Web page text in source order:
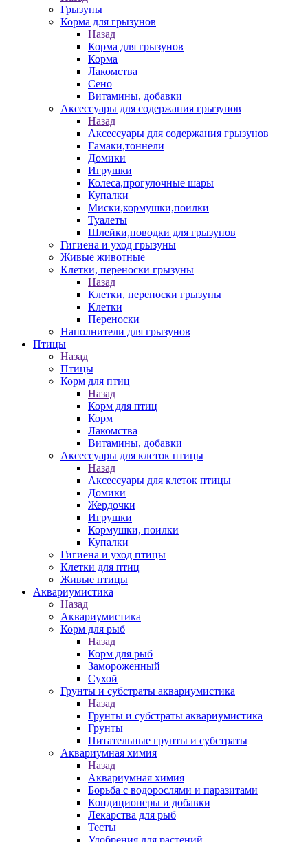
Грызуны
Корма для грызунов
Назад
Корма для грызунов
Корма
Лакомства
Сено
Витамины, добавки
Аксессуары для содержания грызунов
Назад
Аксессуары для содержания грызунов
Гамаки,тоннели
Домики
Игрушки
Колеса,прогулочные шары
Купалки
Миски,кормушки,поилки
Туалеты
Шлейки,поводки для грызунов
Гигиена и уход грызуны
Живые животные
Клетки, переноски грызуны
Назад
Клетки, переноски грызуны
Клетки
Переноски
Наполнители для грызунов
Птицы
Назад
Птицы
Корм для птиц
Назад
Корм для птиц
Корм
Лакомства
Витамины, добавки
Аксессуары для клеток птицы
Назад
Аксессуары для клеток птицы
Домики
Жердочки
Игрушки
Кормушки, поилки
Купалки
Гигиена и уход птицы
Клетки для птиц
Живые птицы
Аквариумистика
Назад
Аквариумистика
Корм для рыб
Назад
Корм для рыб
Замороженный
Сухой
Грунты и субстраты аквариумистика
Назад
Грунты и субстраты аквариумистика
Грунты
Питательные грунты и субстраты
Аквариумная химия
Назад
Аквариумная химия
Борьба с водорослями и паразитами
Кондиционеры и добавки
Лекарства для рыб
Тесты
Удобрения для растений